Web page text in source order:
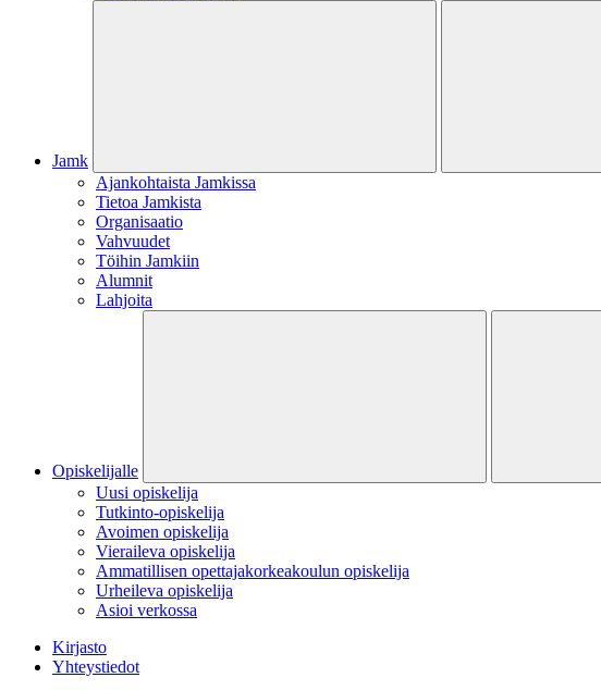
Jamk
Ajankohtaista Jamkissa
Tietoa Jamkista
Organisaatio
Vahvuudet
Töihin Jamkiin
Alumnit
Lahjoita
Opiskelijalle
Uusi opiskelija
Tutkinto-opiskelija
Avoimen opiskelija
Vieraileva opiskelija
Ammatillisen opettajakorkeakoulun opiskelija
Urheileva opiskelija
Asioi verkossa
Kirjasto
Yhteystiedot